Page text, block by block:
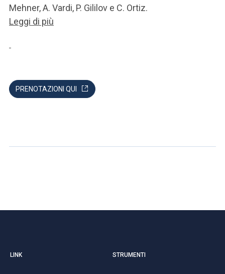
Mehner, A. Vardi, P. Gililov e C. Ortiz.
Leggi di più
PRENOTAZIONI QUI
LINK STRUMENTI